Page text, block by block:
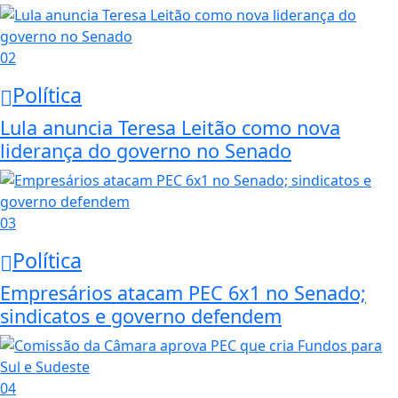
02
Política
Lula anuncia Teresa Leitão como nova
liderança do governo no Senado
03
Política
Empresários atacam PEC 6x1 no Senado;
sindicatos e governo defendem
04